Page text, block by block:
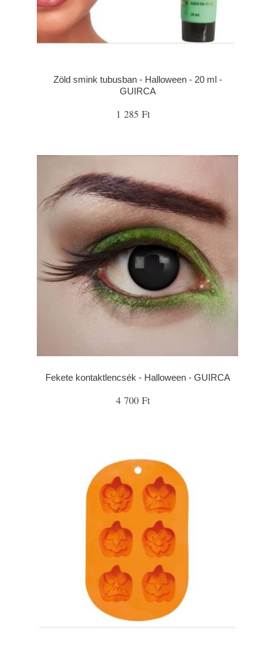
Zöld smink tubusban - Halloween - 20 ml -
GUIRCA
1 285 Ft
Fekete kontaktlencsék - Halloween - GUIRCA
4 700 Ft